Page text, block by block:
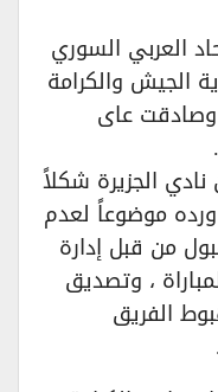
العربي السوري
الجيش والكرامة
عاى
الجزيرة شكلاً
موضوعاً لعدم
من قبل إدارة
، وتصديق
الفريق